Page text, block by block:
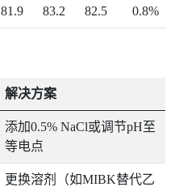
81.9 83.2 82.5 0.8%
解决方案
添加0.5% NaCl或调节pH至
等电点
更换溶剂（如MIBK替代乙